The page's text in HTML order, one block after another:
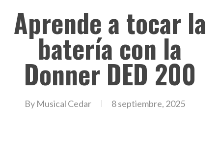
Aprende a tocar la
batería con la
Donner DED 200
By Musical Cedar 8 septiembre, 2025